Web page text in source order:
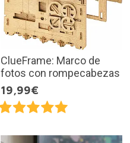
ClueFrame: Marco de
fotos con rompecabezas
19,99€